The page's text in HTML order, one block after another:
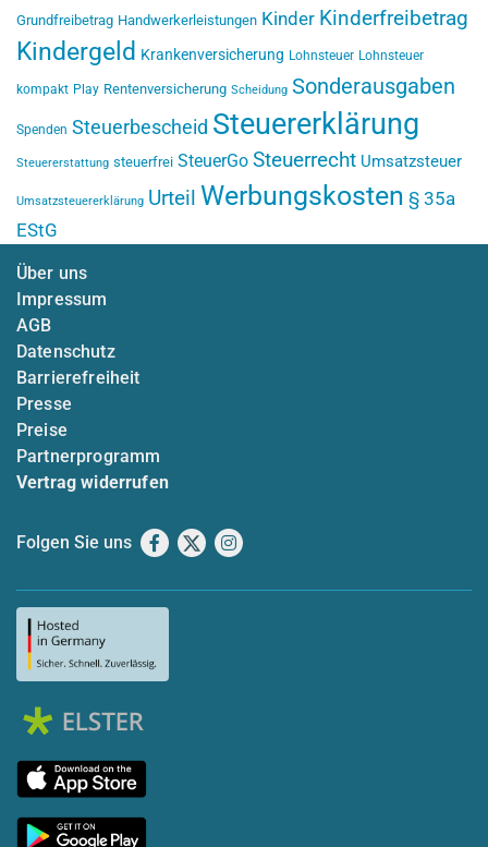
Grundfreibetrag Handwerkerleistungen Kinder Kinderfreibetrag
Kindergeld Krankenversicherung Lohnsteuer Lohnsteuer
kompakt Play Rentenversicherung Scheidung Sonderausgaben
Spenden Steuerbescheid Steuererklärung
Steuererstattung steuerfrei SteuerGo Steuerrecht Umsatzsteuer
Umsatzsteuererklärung Urteil Werbungskosten § 35a
EStG
Über uns
Impressum
AGB
Datenschutz
Barrierefreiheit
Presse
Preise
Partnerprogramm
Vertrag widerrufen
Folgen Sie uns Facebook
X Instagram